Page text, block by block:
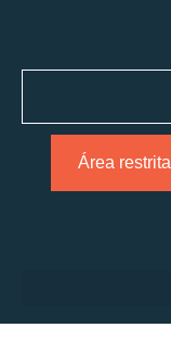
Área restrita